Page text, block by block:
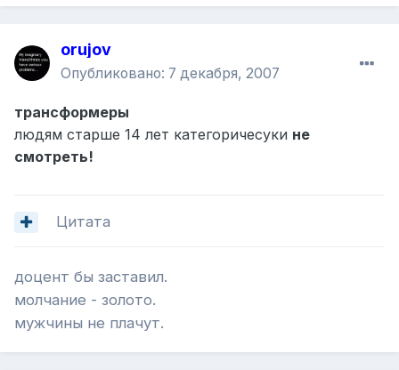
orujov
Опубликовано: 7 декабря, 2007
трансформеры
людям старше 14 лет категоричесуки не
смотреть!
Цитата
доцент бы заставил.
молчание - золото.
мужчины не плачут.